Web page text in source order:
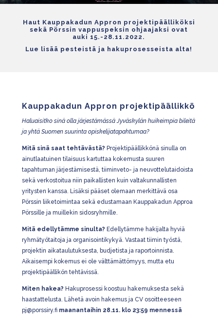
Haut Kauppakadun Appron projektipäälliköksi
sekä Pörssin vappuspeksin ohjaajaksi ovat
auki 15.-28.11.2022.
Lue lisää pesteistä ja hakuprosesseista alta!
Kauppakadun Appron projektipäällikkö
Haluaisitko sinä olla järjestämässä Jyväskylän huikeimpia bileitä
ja yhtä Suomen suurinta opiskelijatapahtumaa?
Mitä sinä saat tehtävästä? Projektipäällikkönä sinulla on
ainutlaatuinen tilaisuus kartuttaa kokemusta suuren
tapahtuman järjestämisestä, tiiminveto- ja neuvottelutaidoista
sekä verkostoitua niin paikallisten kuin valtakunnallisten
yritysten kanssa. Lisäksi pääset olemaan merkittävä osa
Pörssin liiketoimintaa sekä edustamaan Kauppakadun Approa
Pörssille ja muillekin sidosryhmille.
Mitä edellytämme sinulta? Edellytämme hakijalta hyviä
ryhmätyötaitoja ja organisointikykyä. Vastaat tiimin työstä,
projektin aikataulutuksesta, budjetista ja raportoinnista.
Aikaisempi kokemus ei ole välttämättömyys, mutta etu
projektipäällikön tehtävissä.
Miten hakea? Hakuprosessi koostuu hakemuksesta sekä
haastattelusta. Lähetä avoin hakemus ja CV osoitteeseen
pj@porssiry.fi maanantaihin 28.11. klo 23:59 mennessä